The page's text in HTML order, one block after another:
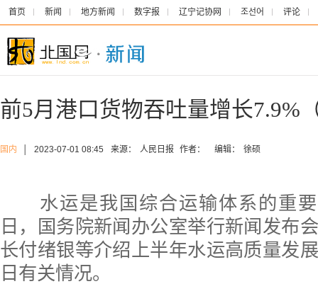
首页 新闻 地方新闻 数字报 辽宁记协网 조선어 评论
前5月港口货物吞吐量增长7.9%
国内 2023-07-01 08:45 来源： 人民日报 作者： 编辑： 徐硕
水运是我国综合运输体系的重要
日，国务院新闻办公室举行新闻发布
长付绪银等介绍上半年水运高质量发
日有关情况。